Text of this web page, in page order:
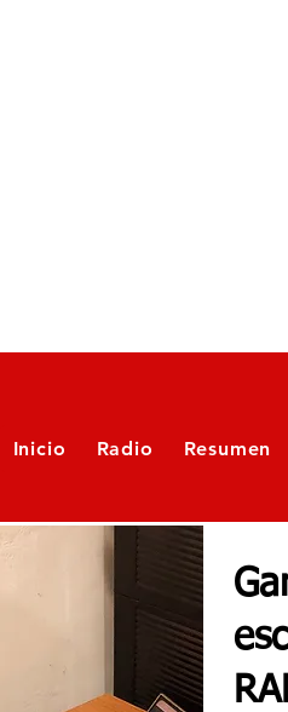
Inicio Radio Resumen